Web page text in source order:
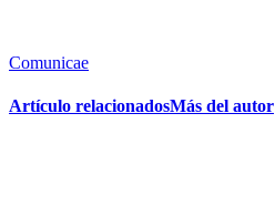
Comunicae
Artículo relacionadosMás del autor